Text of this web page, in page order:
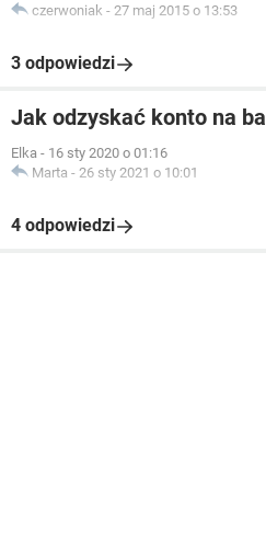
czerwoniak - 27 maj 2015 o 13:53
3 odpowiedzi
Jak odzyskać konto na
Elka - 16 sty 2020 o 01:16
Marta - 26 sty 2021 o 10:01
4 odpowiedzi